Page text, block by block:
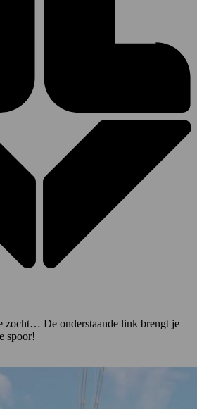
zocht… De onderstaande link brengt je
spoor!